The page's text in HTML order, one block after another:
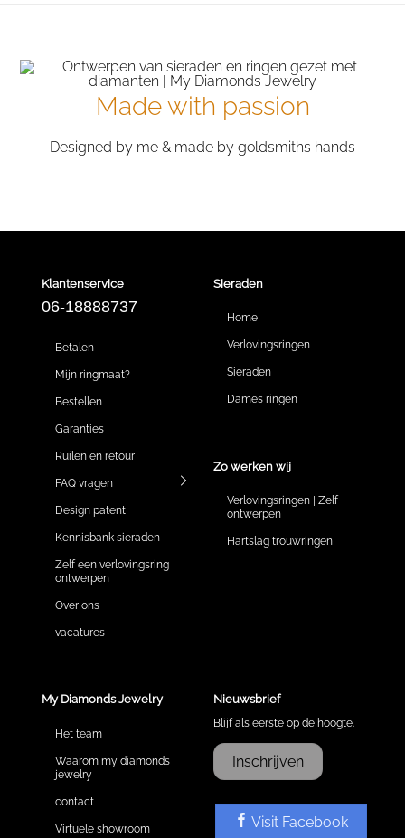
Made with passion
Designed by me & made by goldsmiths hands
Klantenservice
06-18888737
Betalen
Mijn ringmaat?
Bestellen
Garanties
Ruilen en retour
FAQ vragen
Design patent
Kennisbank sieraden
Zelf een verlovingsring
ontwerpen
Over ons
vacatures
Sieraden
Home
Verlovingsringen
Sieraden
Dames ringen
Zo werken wij
Verlovingsringen | Zelf
ontwerpen
Hartslag trouwringen
My Diamonds Jewelry
Het team
Waarom my diamonds
jewelry
contact
Virtuele showroom
Nieuwsbrief
Blijf als eerste op de hoogte.
Inschrijven
Visit Facebook